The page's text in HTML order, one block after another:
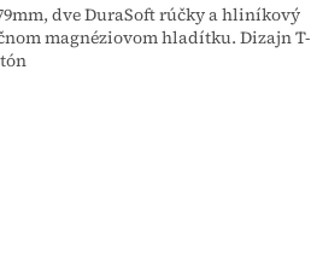
dve DuraSoft rúčky a hliníkový
magnéziovom hladítku. Dizajn T-